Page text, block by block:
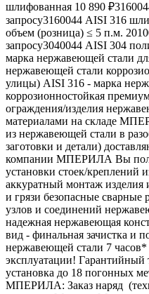
шлифованная 10 890
запросу3160044 AISI 316
объем (розница) ≤ 5 п.м.
запросу3040044 AISI 304
марка нержавеющей стали
нержавеющей стали
улицы) AISI 316 - марка
коррозионностойкая
ограждения/изделия
материалами на складе
из нержавеющей стали в
заготовки и детали)
компании МПЕРИЛА Вы
установки стоек/креплений
аккуратный монтаж
и грязи безопасные сварные
узлов и соединений
надежная нержавеющая
вид - финальная зачистка и
нержавеющей стали 7
эксплуатации! Гарантийный
установка до 18 погонных
МПЕРИЛА: Заказ наряд